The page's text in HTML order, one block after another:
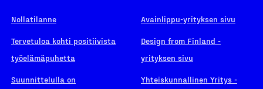
Nollatilanne
Tervetuloa kohti positiivista
työelämäpuhetta
Suunnittelulla on
Avainlippu-yrityksen sivu
Design from Finland -
yrityksen sivu
Yhteiskunnallinen Yritys -